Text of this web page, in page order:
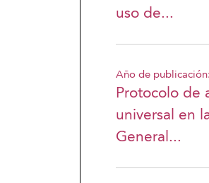
uso de...
Año de
Protocolo de
universal en
General...